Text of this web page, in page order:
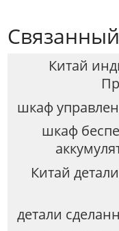
инструмент
хранения
Связанный
Китай
шкаф
шкаф
Китай
детали